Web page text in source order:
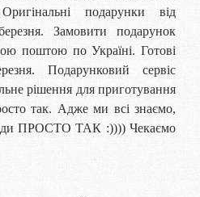
подарунки від
Замовити подарунок
поштою по Україні. Готові
Подарунковий сервіс
рішення для приготування
так. Адже ми всі знаємо,
ПРОСТО ТАК :)))) Чекаємо